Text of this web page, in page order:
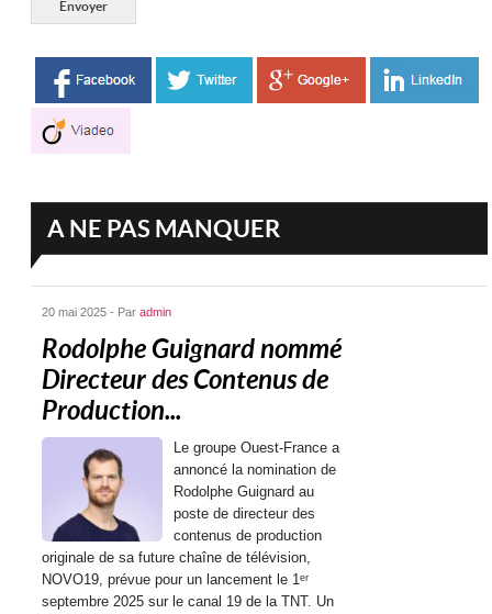
A NE PAS MANQUER
20 mai 2025 - Paradmin
Rodolphe Guignard nommé
Directeur des Contenus de
Production...
Le groupe Ouest-France a
annoncé la nomination de
Rodolphe Guignard au
poste de directeur des
contenus de production
originale de sa future chaîne de télévision,
NOVO19, prévue pour un lancement le 1ᵉʳ
septembre 2025 sur le canal 19 de la TNT. Un